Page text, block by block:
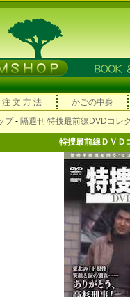
注 文 方 法 かごの中身
プ- 隔週刊 特捜最前線DVDコレ
特捜最前線ＤＶＤ